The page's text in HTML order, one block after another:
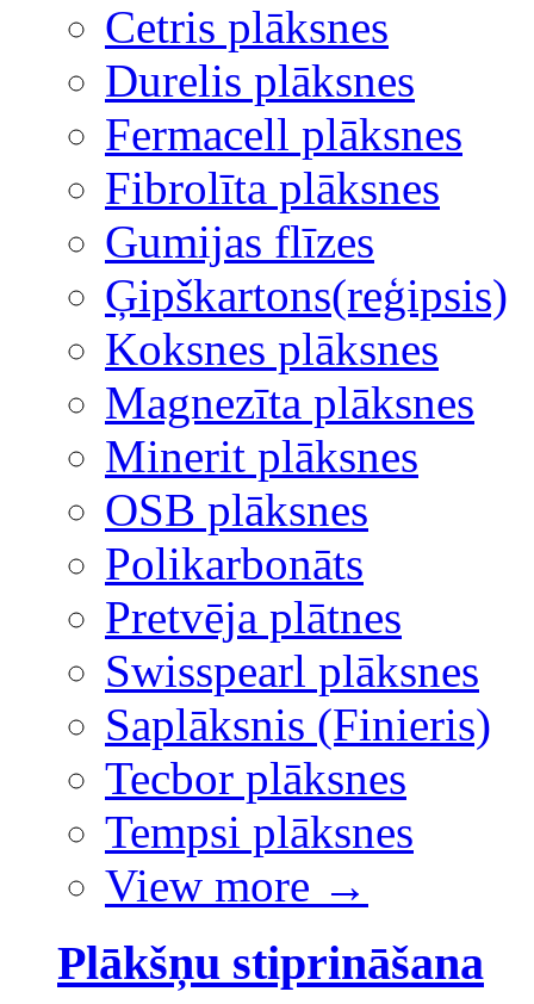
Cetris plāksnes
Durelis plāksnes
Fermacell plāksnes
Fibrolīta plāksnes
Gumijas flīzes
Ģipškartons(reģipsis)
Koksnes plāksnes
Magnezīta plāksnes
Minerit plāksnes
OSB plāksnes
Polikarbonāts
Pretvēja plātnes
Swisspearl plāksnes
Saplāksnis (Finieris)
Tecbor plāksnes
Tempsi plāksnes
View more →
Plākšņu stiprināšana